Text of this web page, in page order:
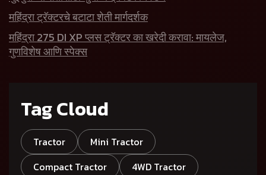
महिंद्रा ट्रॅक्टरचे बटाटा शेती मार्गदर्शक
महिंद्रा 275 DI XP प्लस ट्रॅक्टर का खरेदी करावा: मायलेज,
गुणविशेष आणि स्पेक्स
Tag Cloud
Tractor
Mini Tractor
Compact Tractor
4WD Tractor